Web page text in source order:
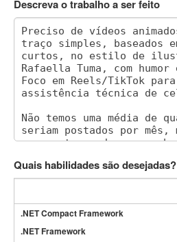
Descreva o trabalho a ser feito
Quais habilidades são desejadas?
.NET Compact Framework
.NET Framework